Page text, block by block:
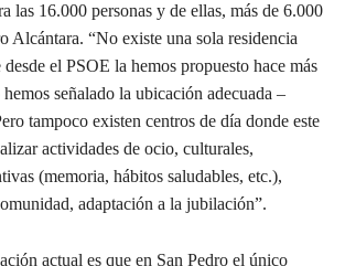
las 16.000 personas y de ellas, más de 6.000
Alcántara. “No existe una sola residencia
el PSOE la hemos propuesto hace más
señalado la ubicación adecuada –
tampoco existen centros de día donde este
actividades de ocio, culturales,
(memoria, hábitos saludables, etc.),
adaptación a la jubilación”.
actual es que en San Pedro el único